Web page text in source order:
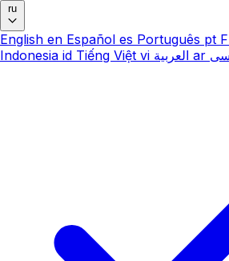
ru
English en Español es Português pt
Indonesia id Tiếng Việt vi العربية ar